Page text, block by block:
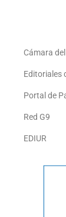
Cámara
Editoriales
Portal de
Red G9
EDIUR